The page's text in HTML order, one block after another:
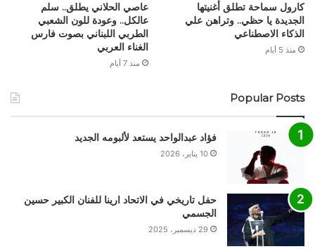
كارول سماحة تطلق أغنيتها
الجديدة يا حظي.. وتراهن علي
الذكاء الاصطناعي
منذ 5 أيام
عاصي الحلاني يطلق.. سلم
عالكل.. وعودة للون الشعبي
الطربي اللبناني بصوت فارس
الغناء العربي
منذ 7 أيام
Popular Posts
فؤاد عبدالواحد يستعد لألبومه الجديد
10 يناير، 2026
حفل تاريخي في الاتحاد ارينا للفنان الكبير حسين
الجسمي
29 ديسمبر، 2025